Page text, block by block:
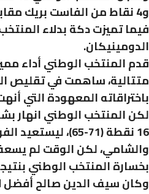
الدومينيكان.
باختراقاته المعهودة التي أنهت
لكن المنتخب الوطني انهار
16 نقطة (71-65)،
والشامي، لكن الوقت لم
بخسارة المنتخب الوطني بنتيجة
وكان سيف الدين صالح أفضل